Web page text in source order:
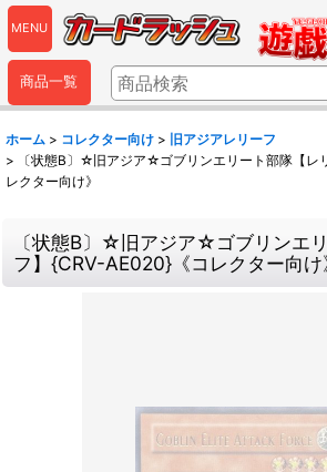
MENU
商品一覧
ホーム > コレクター向け > 旧アジアレリーフ
>
〔状態B〕☆旧アジア☆ゴブリンエリート部隊【レ
レクター向け》
〔状態B〕☆旧アジア☆ゴブリンエ
フ】{CRV-AE020}《コレクター向け